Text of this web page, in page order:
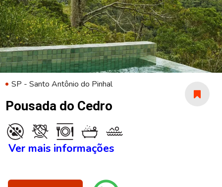
SP - Santo Antônio do Pinhal
Pousada do Cedro
Ver mais informações